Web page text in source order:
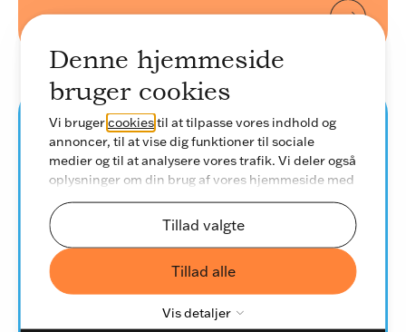
Denne hjemmeside
bruger cookies
Vi brugercookiestil at tilpasse vores indhold og
annoncer, til at vise dig funktioner til sociale
medier og til at analysere vores trafik. Vi deler også
oplysninger om din brug af vores hjemmeside med
vores partnere inden for sociale medier,
annonceringspartnere og analysepartnere. Vores
partnere kan kombinere disse data med andre
oplysninger, du har givet dem, eller som de har
indsamlet fra din brug af deres tjenester.
Tillad valgte
Tillad alle
Vis detaljer
Data & AI
Enhance Collaboration between
Data Engineers and Data
Scientists
in
Databricks
Streamline ways of working with Databricks